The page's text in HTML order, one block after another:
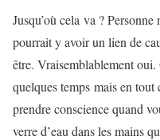
Jusqu’où cela va ?
pourrait y avoir un lien de
être. Vraisemblablement
quelques temps mais en
prendre conscience quand
verre d’eau dans les mains